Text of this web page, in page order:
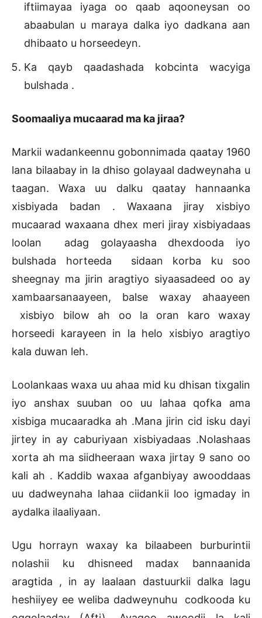
iftiimayaa iyaga oo qaab aqooneysan oo
abaabulan u maraya dalka iyo dadkana aan
dhibaato u horseedeyn.
Ka qayb qaadashada kobcinta wacyiga
bulshada .
Soomaaliya mucaarad ma ka jiraa?
Markii wadankeennu gobonnimada qaatay 1960
lana bilaabay in la dhiso golayaal dadweynaha u
taagan. Waxa uu dalku qaatay hannaanka
xisbiyada badan . Waxaana jiray xisbiyo
mucaarad waxaana dhex meri jiray xisbiyadaas
loolan adag golayaasha dhexdooda iyo
bulshada horteeda sidaan korba ku soo
sheegnay ma jirin aragtiyo siyaasadeed oo ay
xambaarsanaayeen, balse waxay ahaayeen
xisbiyo bilow ah oo la oran karo waxay
horseedi karayeen in la helo xisbiyo aragtiyo
kala duwan leh.
Loolankaas waxa uu ahaa mid ku dhisan tixgalin
iyo anshax suuban oo uu lahaa qofka ama
xisbiga mucaaradka ah .Mana jirin cid isku dayi
jirtey in ay caburiyaan xisbiyadaas .Nolashaas
xorta ah ma siidheeraan waxa jirtay 9 sano oo
kali ah . Kaddib waxaa afganbiyay awooddaas
uu dadweynaha lahaa ciidankii loo igmaday in
aydalka ilaaliyaan.
Ugu horrayn waxay ka bilaabeen burburintii
nolashii ku dhisneed madax bannaanida
aragtida , in ay laalaan dastuurkii dalka lagu
heshiiyey ee weliba dadweynuhu codkooda ku